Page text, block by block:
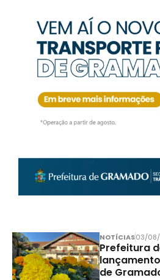
NOTÍCIAS03/
Prefeitura
de